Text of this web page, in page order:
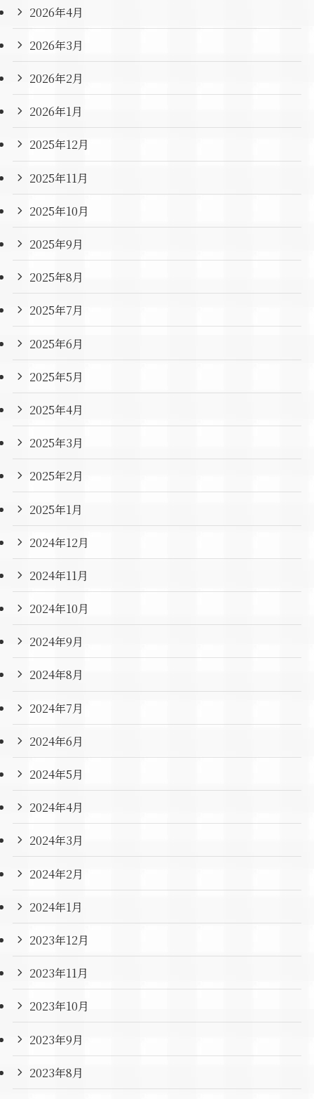
2026年4月
2026年3月
2026年2月
2026年1月
2025年12月
2025年11月
2025年10月
2025年9月
2025年8月
2025年7月
2025年6月
2025年5月
2025年4月
2025年3月
2025年2月
2025年1月
2024年12月
2024年11月
2024年10月
2024年9月
2024年8月
2024年7月
2024年6月
2024年5月
2024年4月
2024年3月
2024年2月
2024年1月
2023年12月
2023年11月
2023年10月
2023年9月
2023年8月